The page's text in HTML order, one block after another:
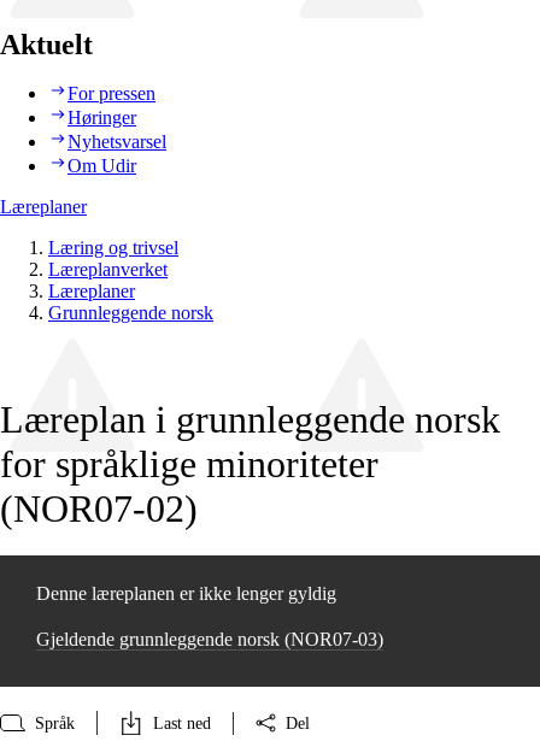
Aktuelt
For pressen
Høringer
Nyhetsvarsel
Om Udir
Læreplaner
Læring og trivsel
Læreplanverket
Læreplaner
Grunnleggende norsk
Læreplan i grunnleggende norsk
for språklige minoriteter
(NOR07‑02)
Denne læreplanen er ikke lenger gyldig
Gjeldende grunnleggende norsk (NOR07‑03)
Språk Last ned Del